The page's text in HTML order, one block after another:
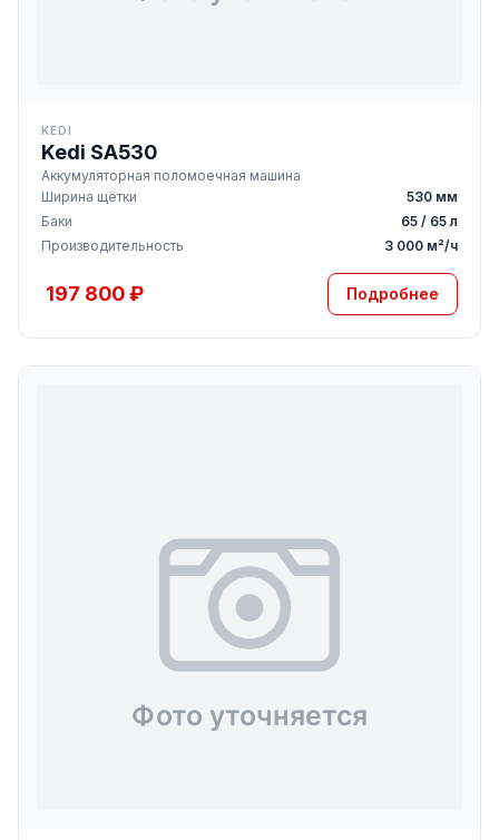
KEDI
Kedi SA530
Аккумуляторная поломоечная машина
Ширина щётки
530 мм
Баки
65 / 65 л
Производительность
3 000 м²/ч
197 800 ₽ Подробнее